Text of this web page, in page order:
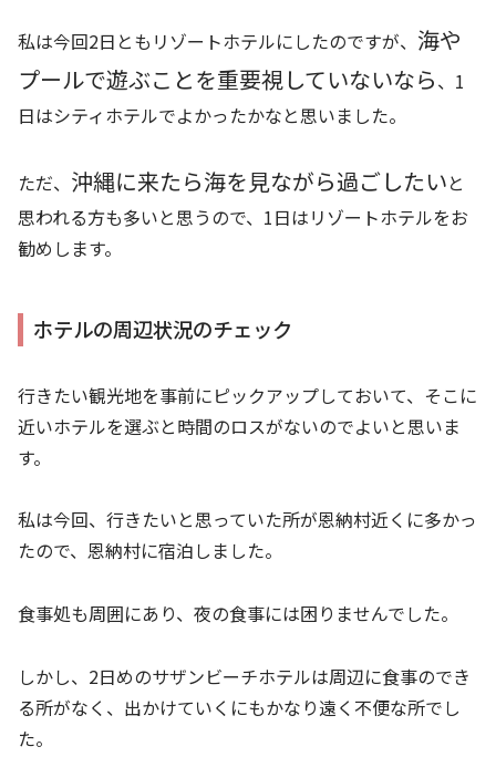
私は今回2日ともリゾートホテルにしたのですが、 海や
プールで遊ぶことを重要視していないなら、1
日はシティホテルでよかったかなと思いました。
ただ、 沖縄に来たら海を見ながら過ごしたいと
思われる方も多いと思うので、1日はリゾートホテルをお
勧めします。
ホテルの周辺状況のチェック
行きたい観光地を事前にピックアップしておいて、そこに
近いホテルを選ぶと時間のロスがないのでよいと思いま
す。
私は今回、行きたいと思っていた所が恩納村近くに多かっ
たので、恩納村に宿泊しました。
食事処も周囲にあり、夜の食事には困りませんでした。
しかし、2日めのサザンビーチホテルは周辺に食事のでき
る所がなく、出かけていくにもかなり遠く不便な所でし
た。